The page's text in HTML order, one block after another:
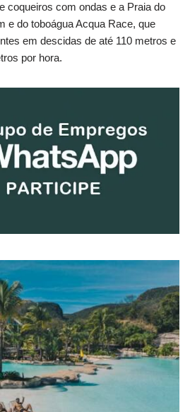
coqueiros com ondas e a Praia do
e do toboágua Acqua Race, que
em descidas de até 110 metros e
por hora.